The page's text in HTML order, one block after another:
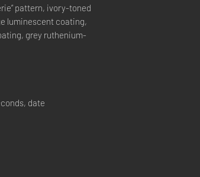
pattern, ivory-toned
luminescent coating,
grey ruthenium-
date